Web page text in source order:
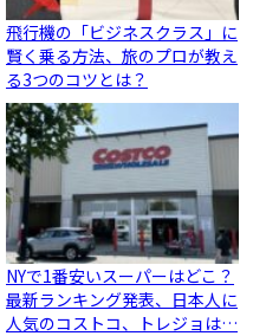
飛行機の「ビジネスクラス」に
賢く乗る方法、旅のプロが教え
る3つのコツとは？
NYで1番安いスーパーはどこ？
最新ランキング発表、日本人に
人気のコストコ、トレジョは…